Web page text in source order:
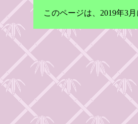
このページは、2019年3